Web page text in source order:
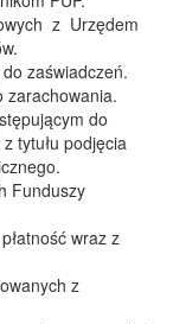
z Urzędem
zaświadczeń.
zarachowania.
do
tytułu podjęcia
Funduszy
wraz z
z